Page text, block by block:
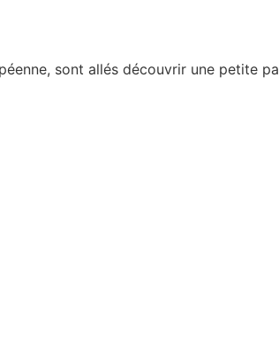
sont allés découvrir une petite